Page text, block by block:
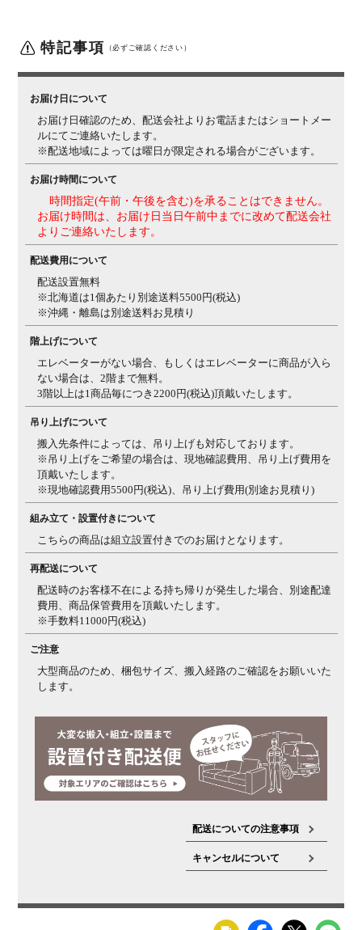
生産国 日本
構造・加工 引き出し / フルオープンレール
梱包数
梱包サイズ 梱包1 / 幅1810×奥行490×高さ50mm
行455×高さ840mm梱包3 / 幅610×奥行455×高さ
840mm梱包4 / 幅610×奥行455×高さ840mm
梱包重量 梱包1 / 25kg梱包2 / 29.7kg梱包3 / 29.7kg 梱包4 / 16.6kg
組み立て 現地組立品 ※お客様組み立て不要(現地にて業者が組み
立て作業を行います)
備考 引き出し7杯付き
特記事項 （必ずご確認ください）
お届け日について
お届け日確認のため、配送会社よりお電話またはショートメー
ルにてご連絡いたします。
※配送地域によっては曜日が限定される場合がございます。
お届け時間について
時間指定(午前・午後を含む)を承ることはできません。
お届け時間は、お届け日当日午前中までに改めて配送会社
よりご連絡いたします。
配送費用について
配送設置無料
※北海道は1個あたり別途送料5500円(税込)
※沖縄・離島は別途送料お見積り
階上げについて
エレベーターがない場合、もしくはエレベーターに商品が入ら
ない場合は、2階まで無料。
3階以上は1商品毎につき2200円(税込)頂戴いたします。
吊り上げについて
搬入先条件によっては、吊り上げも対応しております。
※吊り上げをご希望の場合は、現地確認費用、吊り上げ費用を
頂戴いたします。
※現地確認費用5500円(税込)、吊り上げ費用(別途お見積り)
組み立て・設置付きについて
こちらの商品は組立設置付きでのお届けとなります。
再配送について
配送時のお客様不在による持ち帰りが発生した場合、別途配達
費用、商品保管費用を頂戴いたします。
※手数料11000円(税込)
ご注意
大型商品のため、梱包サイズ、搬入経路のご確認をお願いいた
します。
配送についての注意事項
キャンセルについて